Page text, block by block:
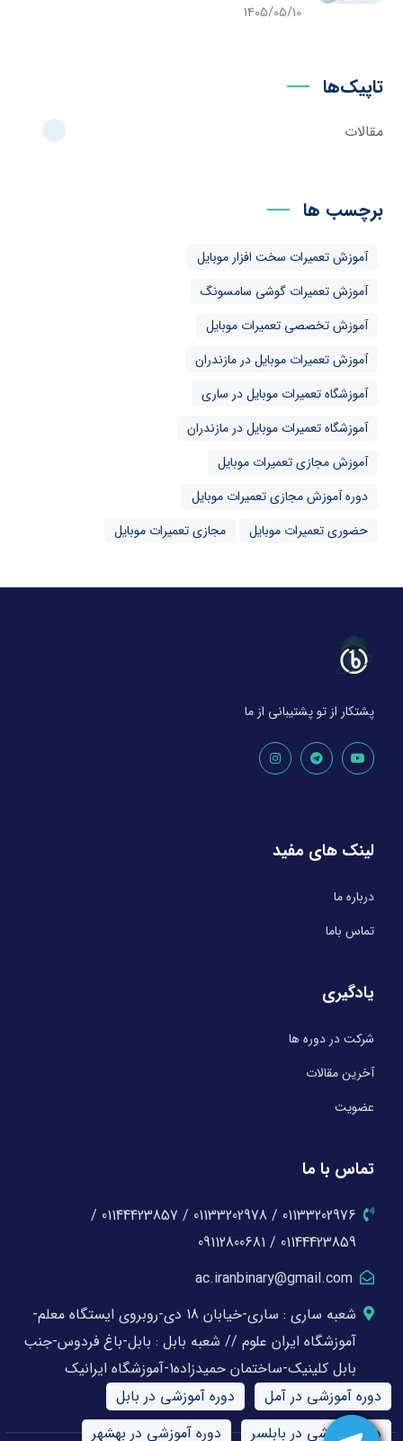
1405/05/10
تاپیک‌ها
مقالات
برچسب ها
آموزش تعمیرات سخت افزار موبایل
آموزش تعمیرات گوشی سامسونگ
آموزش تخصصی تعمیرات موبایل
آموزش تعمیرات موبایل در مازندران
آموزشگاه تعمیرات موبایل در ساری
آموزشگاه تعمیرات موبایل در مازندران
آموزش مجازی تعمیرات موبایل
دوره آموزش مجازی تعمیرات موبایل
حضوری تعمیرات موبایل
مجازی تعمیرات موبایل
پشتکار از تو پشتیبانی از ما
لینک های مفید
درباره ما
تماس باما
یادگیری
شرکت در دوره ها
آخرین مقالات
عضویت
تماس با ما
01133202976 / 01133202978 / 01144423857 /
01144423859 / 09112800681
ac.iranbinary@gmail.com
شعبه ساری : ساری-خیابان 18 دی-روبروی ایستگاه معلم-
آموزشگاه ایران علوم // شعبه بابل : بابل-باغ فردوس-جنب
بابل کلینیک-ساختمان حمیدزاده1-آموزشگاه ایرانیک
دوره آموزشی در آمل
دوره آموزشی در بابل
دوره آموزشی در بابلسر
دوره آموزشی در بهشهر